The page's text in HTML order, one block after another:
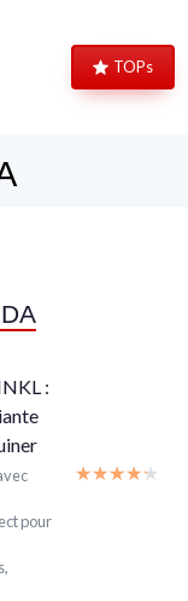
TOPs
:
pour
★★★★★
★★★★★